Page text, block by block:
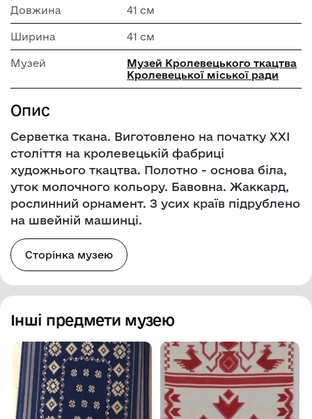
Довжина 41 см
Ширина 41 см
Музей
Музей Кролевецького ткацтва
Кролевецької міської ради
Опис
Серветка ткана. Виготовлено на початку ХХІ
століття на кролевецькій фабриці
художнього ткацтва. Полотно - основа біла,
уток молочного кольору. Бавовна. Жаккард,
рослинний орнамент. З усих країв підрублено
на швейній машинці.
Сторінка музею
Інші предмети музею